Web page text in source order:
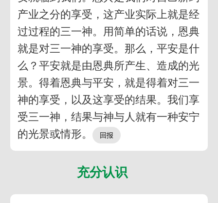
产业之分的享受，这产业实际上就是经
过过程的三一神。用简单的话说，恩典
就是对三一神的享受。那么，平安是什
么？平安就是由恩典所产生、造成的光
景。得着恩典与平安，就是得着对三一
神的享受，以及这享受的结果。我们享
受三一神，结果与神与人就有一种安宁
的光景或情形。
充分认识